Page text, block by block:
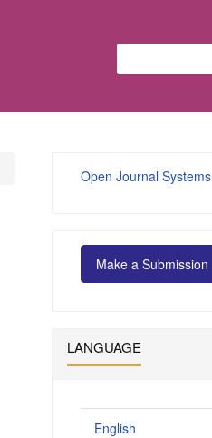
Developed
By
Open Journal Systems
Make
a Make a Submission
LANGUAGE
English